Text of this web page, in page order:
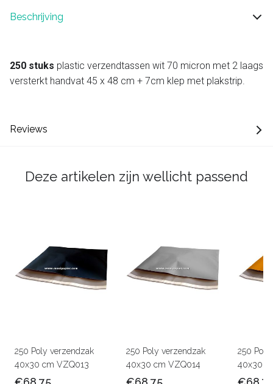
Beschrijving
250 stuks plastic verzendtassen wit 70 micron met 2 laags
versterkt handvat 45 x 48 cm + 7cm klep met plakstrip.
Reviews
Deze artikelen zijn wellicht passend
250 Poly verzendzak
40x30 cm VZQ013
250 Poly verzendzak
40x30 cm VZQ014
250
40x30